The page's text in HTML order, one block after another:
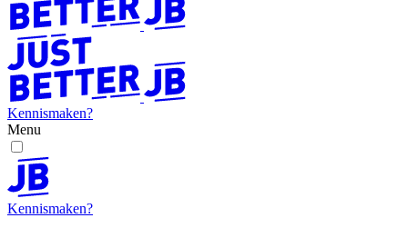
Kennismaken?
Menu
Kennismaken?